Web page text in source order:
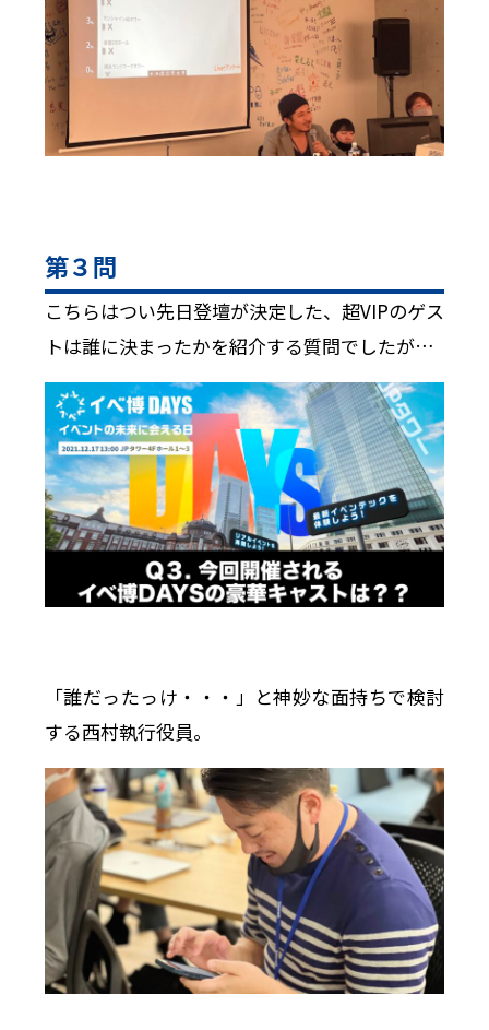
第３問
こちらはつい先日登壇が決定した、超VIPのゲス
トは誰に決まったかを紹介する質問でしたが…
「誰だったっけ・・・」と神妙な面持ちで検討
する西村執行役員。